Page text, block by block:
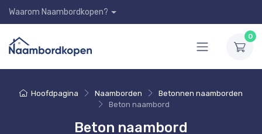
Waarom Naambordkopen?
0
Hoofdpagina Naamborden
Betonnen naamborden
Beton naambord
Beton naambord